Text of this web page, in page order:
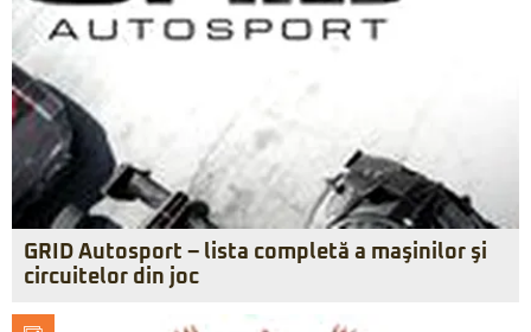
GRID Autosport – lista completă a maşinilor şi
circuitelor din joc